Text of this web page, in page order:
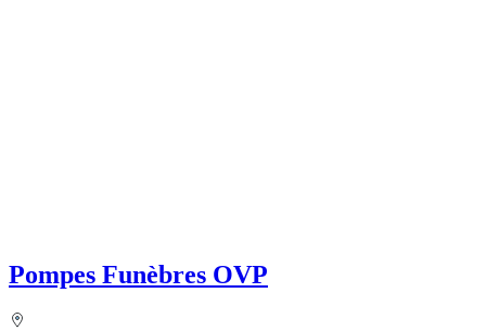
Pompes Funèbres OVP